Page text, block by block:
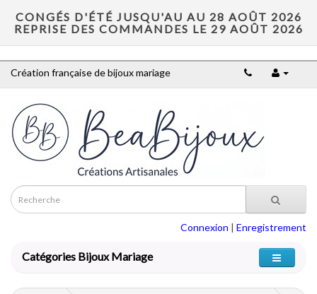
CONGÉS D'ÉTÉ JUSQU'AU AU 28 AOÛT 2026
REPRISE DES COMMANDES LE 29 AOÛT 2026
Création française de bijoux mariage
Connexion | Enregistrement
Catégories Bijoux Mariage